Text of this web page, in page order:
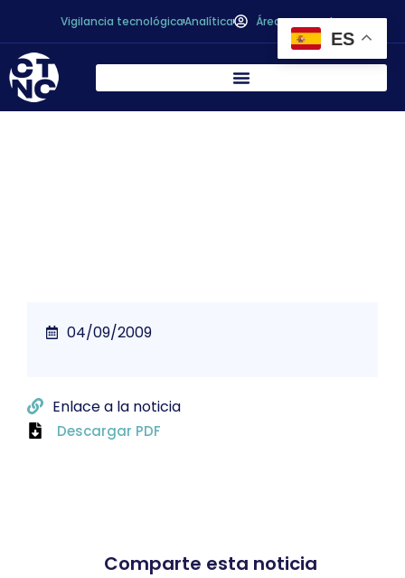
Vigilancia tecnológicaAnalítica Área personal
04/09/2009
Enlace a la noticia
Descargar PDF
Comparte esta noticia
ES